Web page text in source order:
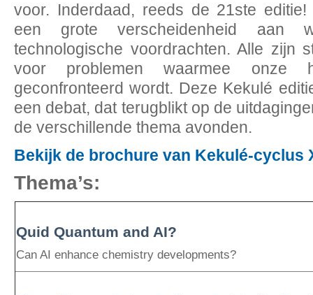
voor. Inderdaad, reeds de 21ste
een grote verscheidenheid aan
technologische voordrachten. Alle zijn
voor problemen waarmee onze
geconfronteerd wordt. Deze Kekulé
een debat, dat terugblikt op de
de verschillende thema avonden.
Bekijk de brochure van Kekulé-cyclus
Thema’s:
Quid Quantum and AI?
Can AI enhance chemistry developments?